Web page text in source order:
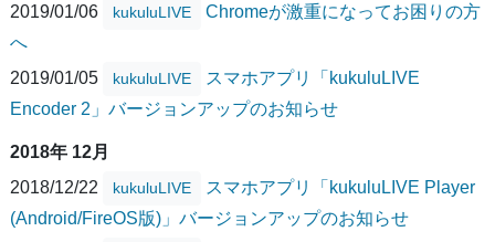
2019/01/06
kukuluLIVE
Chromeが激重になってお困りの方
へ
2019/01/05
kukuluLIVE
スマホアプリ「kukuluLIVE
Encoder 2」バージョンアップのお知らせ
2018年 12月
2018/12/22
kukuluLIVE
スマホアプリ「kukuluLIVE Player
(Android/FireOS版)」バージョンアップのお知らせ